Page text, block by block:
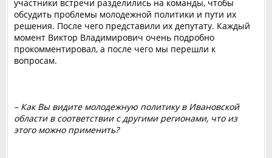
участники встречи разделились на команды, чтобы
обсудить проблемы молодежной политики и пути их
решения. После чего представили их депутату. Каждый
момент Виктор Владимирович очень подробно
прокомментировал, а после чего мы перешли к
вопросам.
– Как Вы видите молодежную политику в Ивановской
области в соответствии с другими регионами, что из
этого можно применить?